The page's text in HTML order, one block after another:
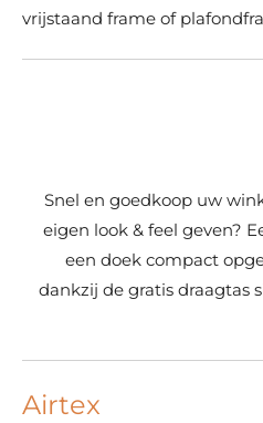
vrijstaand frame of
Snel en goedkoop uw
eigen look & feel geven?
een doek compact
dankzij de gratis draagtas
Airtex